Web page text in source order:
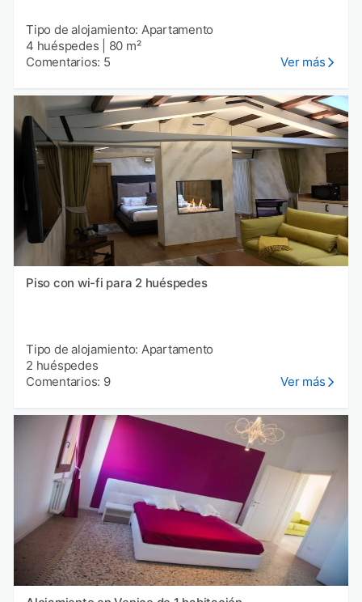
Tipo de alojamiento: Apartamento
4 huéspedes
80 m²
Comentarios: 5
Ver más
Piso con wi-fi para 2 huéspedes
Tipo de alojamiento: Apartamento
2 huéspedes
Comentarios: 9
Ver más